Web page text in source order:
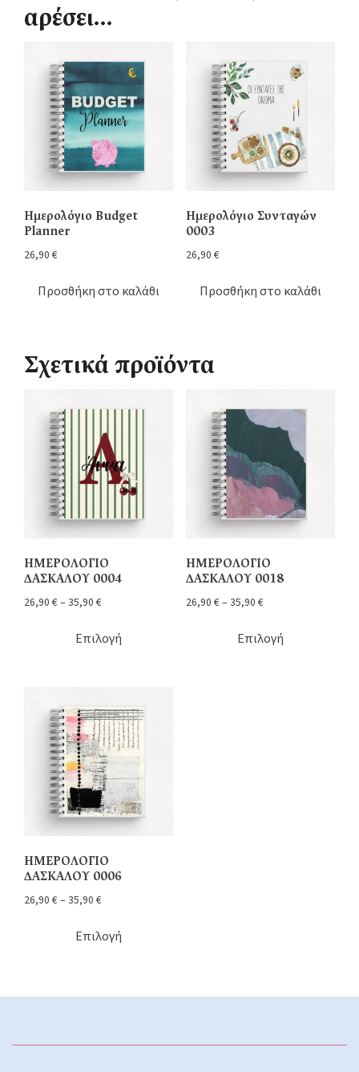
αρέσει…
Ημερολόγιο Budget
Planner
26,90 €
Προσθήκη στο καλάθι
Ημερολόγιο Συνταγών
0003
26,90 €
Προσθήκη στο καλάθι
Σχετικά προϊόντα
ΗΜΕΡΟΛΟΓΙΟ
ΔΑΣΚΑΛΟΥ 0004
26,90 € – 35,90 €
Επιλογή
ΗΜΕΡΟΛΟΓΙΟ
ΔΑΣΚΑΛΟΥ 0018
26,90 € – 35,90 €
Επιλογή
ΗΜΕΡΟΛΟΓΙΟ
ΔΑΣΚΑΛΟΥ 0006
26,90 € – 35,90 €
Επιλογή